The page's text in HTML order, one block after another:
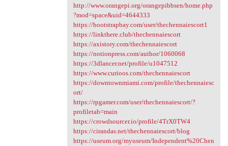
http://www.orangepi.org/orangepibbsen/home.php
?mod=space&uid=4644333
https://bootstrapbay.com/user/thechennaiescort1
https://linkthere.club/thechennaiescort
https://axistory.com/thechennaiescort
https://notionpress.com/author/1060068
https://3dlancer.net/profile/u1047512
https://www.curioos.com/thechennaiescort
https://downtownmiami.com/profile/thechennaiesc
ort/
https://rpgamer.com/user/thechennaiescort/?
profiletab=main
https://crowdsourcer.io/profile/4TrX0TW4
https://cirandas.net/thechennaiescort/blog
https://useum.org/myuseum/Independent%20Chen